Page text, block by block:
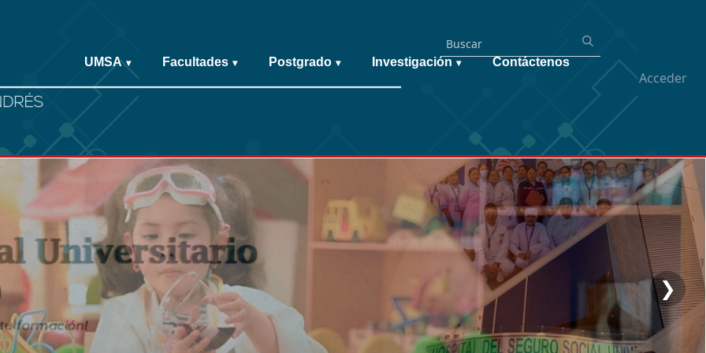
Acceder
UMSA ▾ Facultades ▾ Postgrado ▾ Investigación ▾ Contáctenos
❯